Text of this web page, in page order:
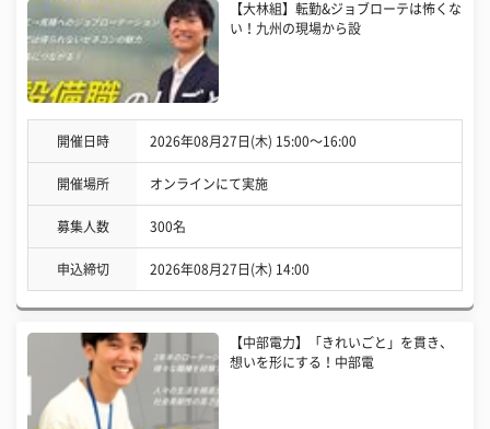
【大林組】転勤&ジョブローテは怖くな
い！九州の現場から設
開催日時 2026年08月27日(木) 15:00〜16:00
開催場所 オンラインにて実施
募集人数 300名
申込締切 2026年08月27日(木) 14:00
【中部電力】「きれいごと」を貫き、
想いを形にする！中部電